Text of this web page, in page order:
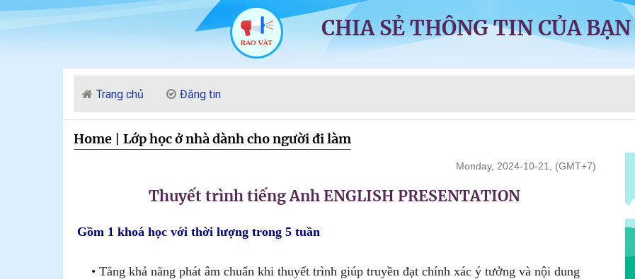
CHIA SẺ THÔNG TIN CỦA BẠN
Trang chủ Đăng tin
Home| Lớp học ở nhà dành cho người đi làm
Monday, 2024-10-21, (GMT+7)
Thuyết trình tiếng Anh ENGLISH PRESENTATION
Gồm 1 khoá học với thời lượng trong 5 tuần
• Tăng khả năng phát âm chuẩn khi thuyết trình giúp truyền đạt chính xác ý tưởng và nội dung